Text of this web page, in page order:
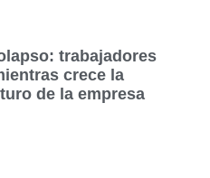
trabajadores
crece la
de la empresa